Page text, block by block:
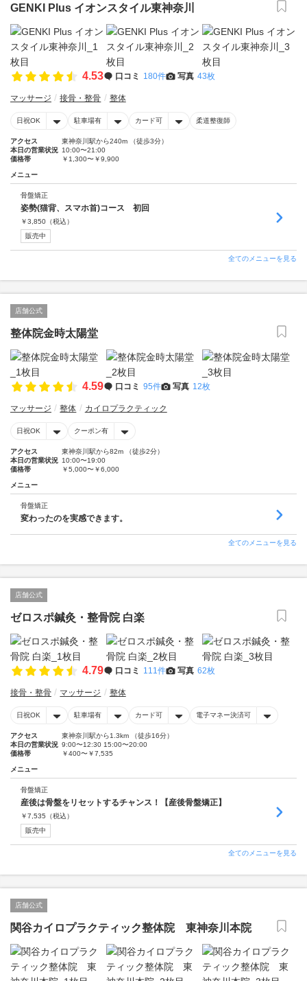
GENKI Plus イオンスタイル東神奈川
4.53 口コミ 180件 写真 43枚
マッサージ 接骨・整骨 整体
日祝OK 駐車場有 カード可 柔道整復師
アクセス
東神奈川駅から240m （徒歩3分）
本日の営業状況 10:00〜21:00
価格帯
￥1,300〜￥9,900
メニュー
骨盤矯正
姿勢(猫背、スマホ首)コース 初回
￥3,850 （税込）
販売中
全てのメニューを見る
店舗公式
整体院金時太陽堂
4.59 口コミ 95件 写真 12枚
マッサージ 整体 カイロプラクティック
日祝OK クーポン有
アクセス
東神奈川駅から82m （徒歩2分）
本日の営業状況 10:00〜19:00
価格帯
￥5,000〜￥6,000
メニュー
骨盤矯正
変わったのを実感できます。
全てのメニューを見る
店舗公式
ゼロスポ鍼灸・整骨院 白楽
4.79 口コミ 111件 写真 62枚
接骨・整骨 マッサージ 整体
日祝OK 駐車場有 カード可 電子マネー決済可
アクセス
東神奈川駅から1.3km （徒歩16分）
本日の営業状況 9:00〜12:30 15:00〜20:00
価格帯
￥400〜￥7,535
メニュー
骨盤矯正
産後は骨盤をリセットするチャンス！【産後骨盤矯正】
￥7,535 （税込）
販売中
全てのメニューを見る
店舗公式
関谷カイロプラクティック整体院 東神奈川本院